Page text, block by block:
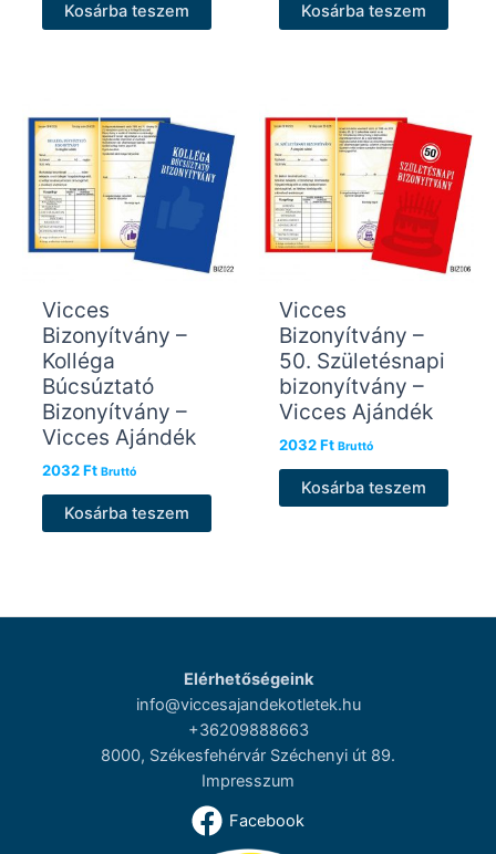
Kosárba teszem Kosárba teszem
Vicces
Bizonyítvány –
Kolléga
Búcsúztató
Bizonyítvány –
Vicces Ajándék
2032Ft Bruttó
Kosárba teszem
Vicces
Bizonyítvány –
50. Születésnapi
bizonyítvány –
Vicces Ajándék
2032Ft Bruttó
Kosárba teszem
Elérhetőségeink
info@viccesajandekotletek.hu
+36209888663
8000, Székesfehérvár Széchenyi út 89.
Impresszum
Facebook